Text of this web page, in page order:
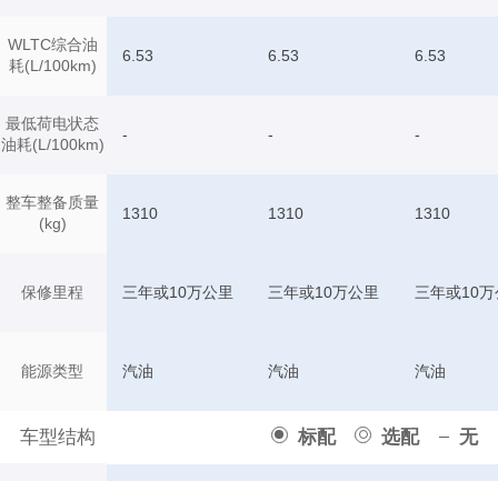
WLTC综合油
耗(L/100km)
最低荷电状态
油耗(L/100km)
整车整备质量
(kg)
保修里程
能源类型
车型结构 标配 选配 无
6.53 6.53 6.53
- - -
1310 1310 1310
三年或10万公里 三年或10万公里 三年或10万
汽油 汽油 汽油